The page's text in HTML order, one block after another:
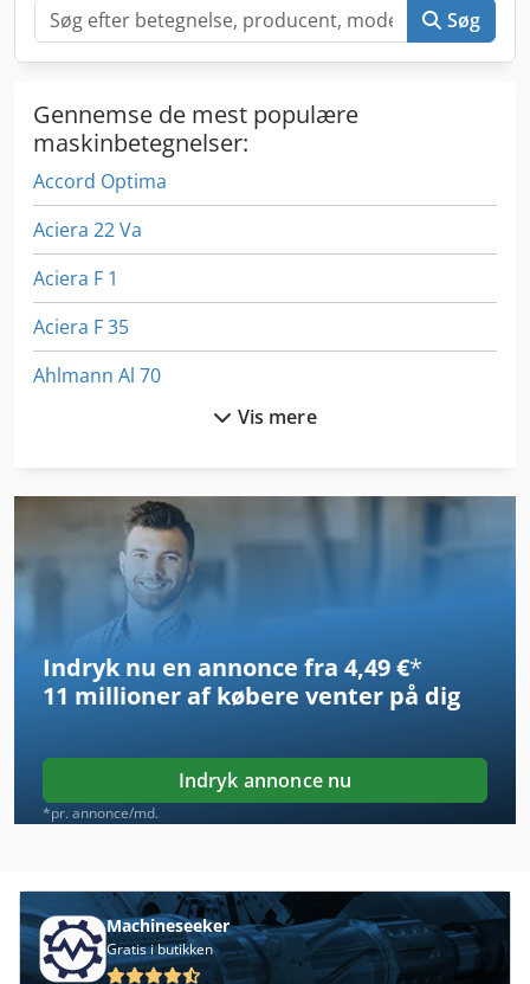
Søg
Gennemse de mest populære
maskinbetegnelser:
Accord Optima
Aciera 22 Va
Aciera F 1
Aciera F 35
Ahlmann Al 70
Ahlmann As 12
Ahlmann As 150
Ahlmann As 7
Ahlmann As 70
Ahlmann As 90
Ahlmann Az 10
Ahlmann Az 14
Aircondition
Grass Bbm St
Vis mere
Indryk nu en annonce fra 4,49 €*
11 millioner af købere venter på dig
Indryk annonce nu
*pr. annonce/md.
Machineseeker
Gratis i butikken